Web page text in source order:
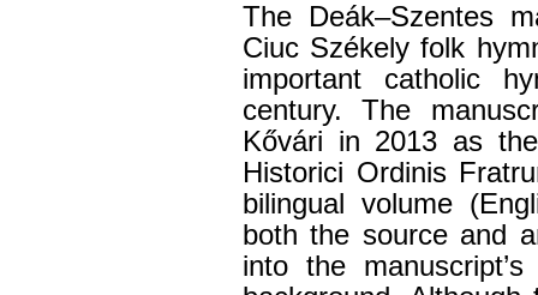
The Deák–Szentes
Ciuc Székely folk
important catholic
century. The
Kővári in 2013 as
Historici Ordinis
bilingual volume
both the source and
into the